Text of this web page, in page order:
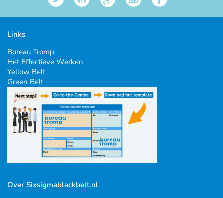
Links
Bureau Tromp
Het Effectieve Werken
Yellow Belt
Green Belt
Over Sixsigmablackbelt.nl